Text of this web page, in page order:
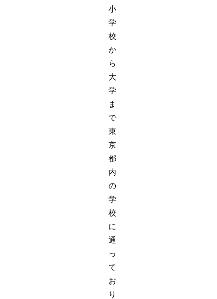
小
学
校
か
ら
大
学
ま
で
東
京
都
内
の
学
校
に
通
っ
て
お
り